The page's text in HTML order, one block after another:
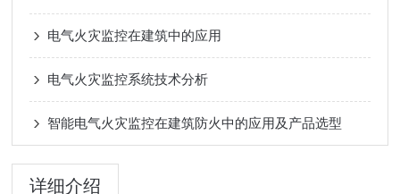
电气火灾监控在建筑中的应用
电气火灾监控系统技术分析
智能电气火灾监控在建筑防火中的应用及产品选型
详细介绍